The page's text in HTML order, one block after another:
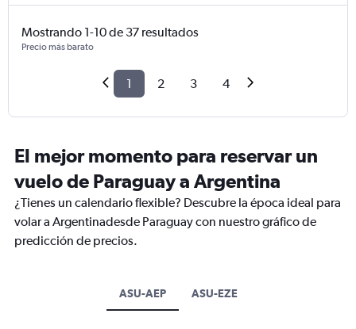
Mostrando 1-10 de 37 resultados
Precio más barato
1 2 3 4
El mejor momento para reservar un
vuelo de Paraguay a Argentina
¿Tienes un calendario flexible? Descubre la época ideal para
volar a Argentinadesde Paraguay con nuestro gráfico de
predicción de precios.
ASU-AEP ASU-EZE